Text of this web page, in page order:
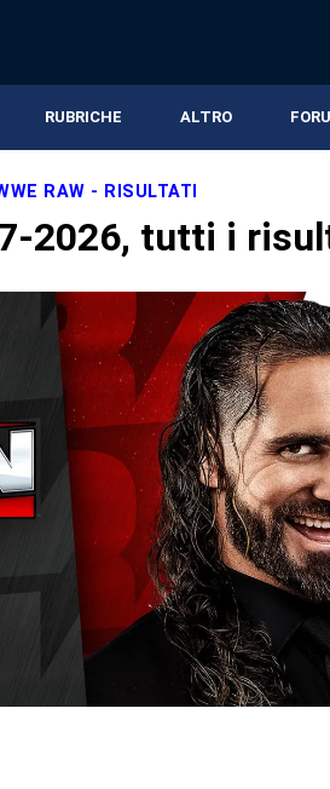
RUBRICHE ALTRO
RAW - RISULTATI
2026, tutti i